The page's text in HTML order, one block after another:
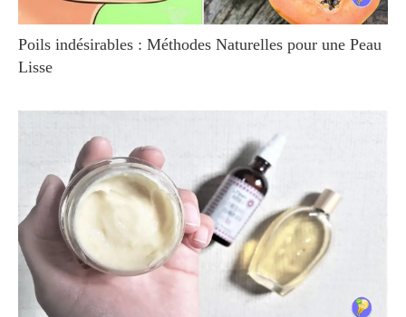
Poils indésirables : Méthodes Naturelles pour une Peau
Lisse